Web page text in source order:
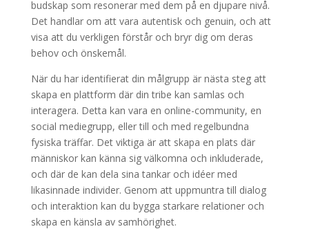
budskap som resonerar med dem på en djupare nivå.
Det handlar om att vara autentisk och genuin, och att
visa att du verkligen förstår och bryr dig om deras
behov och önskemål.
När du har identifierat din målgrupp är nästa steg att
skapa en plattform där din tribe kan samlas och
interagera. Detta kan vara en online-community, en
social mediegrupp, eller till och med regelbundna
fysiska träffar. Det viktiga är att skapa en plats där
människor kan känna sig välkomna och inkluderade,
och där de kan dela sina tankar och idéer med
likasinnade individer. Genom att uppmuntra till dialog
och interaktion kan du bygga starkare relationer och
skapa en känsla av samhörighet.